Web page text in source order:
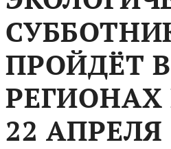
ПРОЙДЁТ
22 АПРЕЛЯ